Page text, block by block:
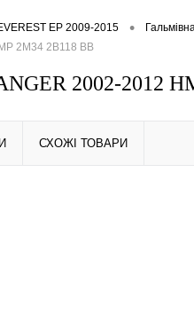
EP 2009-2015 •
2M34 2B118 BB
2002-2012
СХОЖІ ТОВАРИ